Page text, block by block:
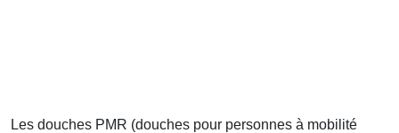
Les douches PMR (douches pour personnes à mobilité